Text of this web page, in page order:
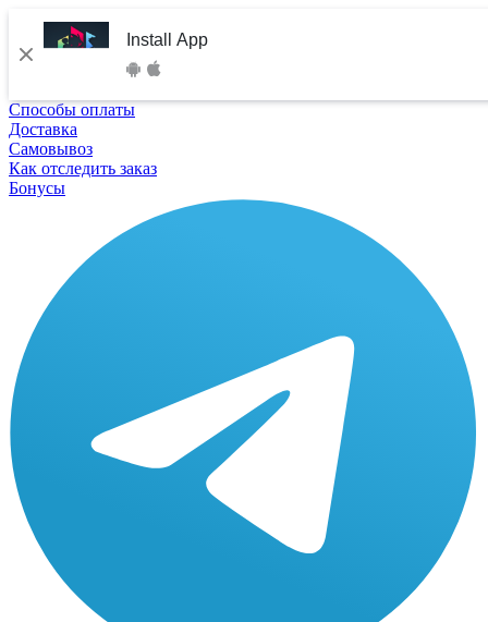
Install App
Способы оплаты
Доставка
Самовывоз
Как отследить заказ
Бонусы